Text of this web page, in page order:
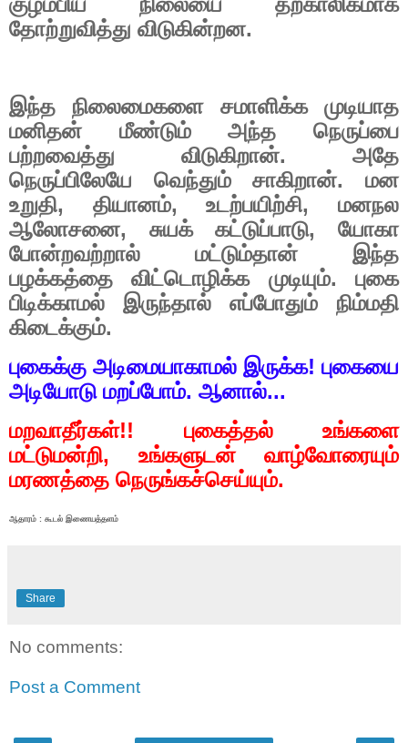
தோற்றுவித்து விடுகின்றன.
இந்த நிலைமைகளை சமாளிக்க முடியாத
மனிதன் மீண்டும் அந்த நெருப்பை
பற்றவைத்து விடுகிறான். அதே
நெருப்பிலேயே வெந்தும் சாகிறான். மன
உறுதி, தியானம்,உடற்பயிற்சி,மனநல
ஆலோசனை, சுயக் கட்டுப்பாடு,யோகா
போன்றவற்றால் மட்டும்தான் இந்த
பழக்கத்தை விட்டொழிக்க முடியும். புகை
பிடிக்காமல் இருந்தால் எப்போதும் நிம்மதி
கிடைக்கும்.
புகைக்கு அடிமையாகாமல் இருக்க! புகையை
அடியோடு மறப்போம். ஆனால்...
மறவாதீர்கள்!! புகைத்தல் உங்களை
மட்டுமன்றி, உங்களுடன் வாழ்வோரையும்
மரணத்தை நெருங்கச்செய்யும்.
ஆதாரம் : கூடல் இணையத்தளம்
Share
No comments:
Post a Comment